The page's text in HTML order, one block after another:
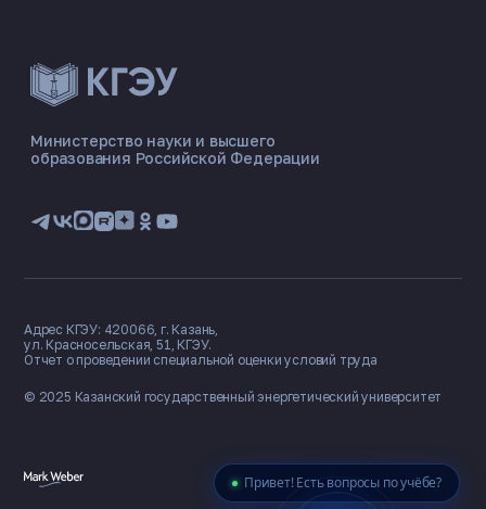
Привет! Есть вопросы по учёбе?
ЭНЕРГОКОД — ПОМОЩНИК КГЭУ
📋 Приёмная комиссия
🏠 Общежитие
Министерство науки и высшего
образования Российской Федерации
© 2025 Казанский государственный энергетический университет
Адрес КГЭУ: 420066, г. Казань,
ул. Красносельская, 51, КГЭУ.
Отчет о проведении специальной оценки условий труда